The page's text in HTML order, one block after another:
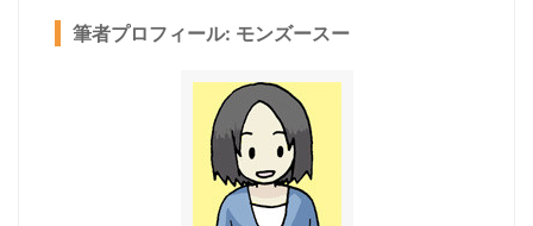
筆者プロフィール: モンズースー